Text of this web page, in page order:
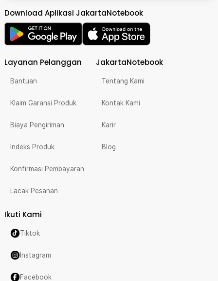
Download Aplikasi JakartaNotebook
Layanan Pelanggan
Bantuan
Klaim Garansi Produk
Biaya Pengiriman
Indeks Produk
Konfirmasi Pembayaran
Lacak Pesanan
JakartaNotebook
Tentang Kami
Kontak Kami
Karir
Blog
Ikuti Kami
Tiktok
Instagram
Facebook